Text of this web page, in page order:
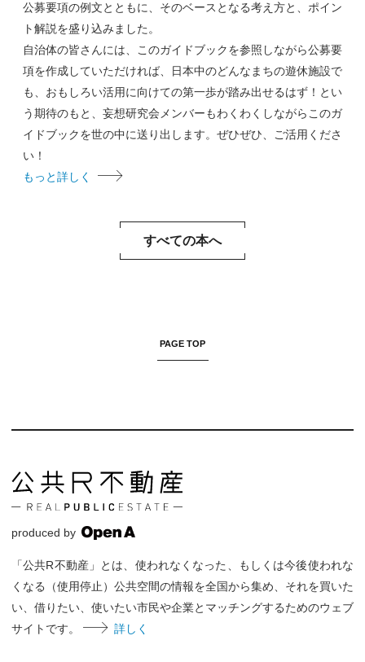
公募要項の例文とともに、そのベースとなる考え方と、ポイン
ト解説を盛り込みました。
自治体の皆さんには、このガイドブックを参照しながら公募要
項を作成していただければ、日本中のどんなまちの遊休施設で
も、おもしろい活用に向けての第一歩が踏み出せるはず！とい
う期待のもと、妄想研究会メンバーもわくわくしながらこのガ
イドブックを世の中に送り出します。ぜひぜひ、ご活用くださ
い！
もっと詳しく
すべての本へ
PAGE TOP
produced by
「公共R不動産」とは、使われなくなった、もしくは今後使われな
くなる（使用停止）公共空間の情報を全国から集め、それを買いた
い、借りたい、使いたい市民や企業とマッチングするためのウェブ
サイトです。
詳しく